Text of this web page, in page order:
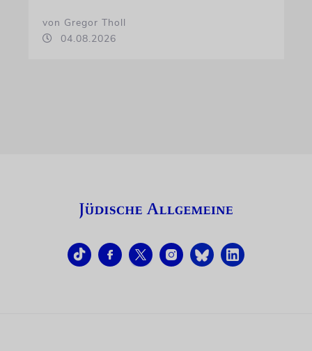
von Gregor Tholl
04.08.2026